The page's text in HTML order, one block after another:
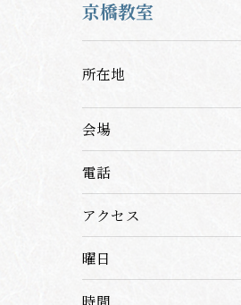
京橋教室
所在地
会場
電話
アクセス
曜日
時間